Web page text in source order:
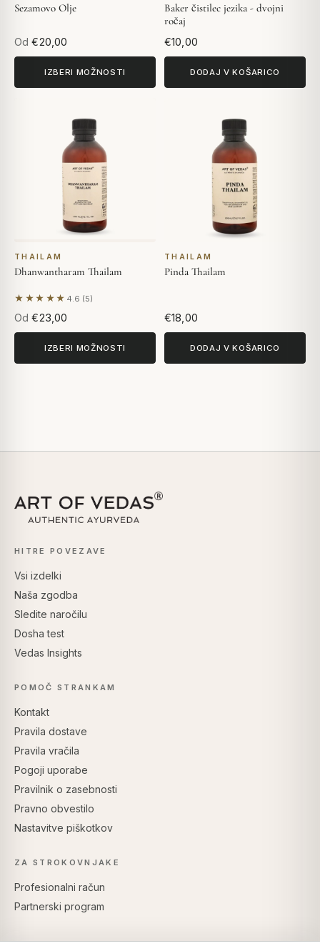
Sezamovo Olje
Od €20,00
IZBERI MOŽNOSTI
Baker čistilec jezika - dvojni
ročaj
€10,00
DODAJ V KOŠARICO
THAILAM
Dhanwantharam Thailam
★★★★★ 4.6 (5)
Na podlagi 5 mnenj
Od €23,00
IZBERI MOŽNOSTI
THAILAM
Pinda Thailam
€18,00
DODAJ V KOŠARICO
HITRE POVEZAVE
Vsi izdelki
Naša zgodba
Sledite naročilu
Dosha test
Vedas Insights
POMOČ STRANKAM
Kontakt
Pravila dostave
Pravila vračila
Pogoji uporabe
Pravilnik o zasebnosti
Pravno obvestilo
Nastavitve piškotkov
ZA STROKOVNJAKE
Profesionalni račun
Partnerski program